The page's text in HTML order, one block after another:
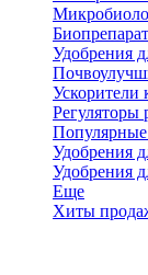
Удобрения
Ускорители
Регуляторы
Удобрения
Удобрения
Еще
Хиты